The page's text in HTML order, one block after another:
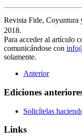
Revista Fide, Coyuntura
2018.
Para acceder al artículo
comunicándose con
solamente.
Anterior
Ediciones
Solicítelas
Links